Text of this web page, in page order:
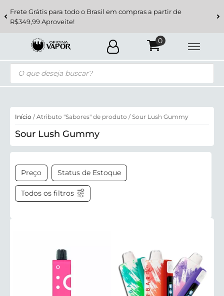
Frete Grátis para todo o Brasil em compras a partir de
R$349,99 Aproveite!
Pesquisar
produtos
Início / Atributo "Sabores" de produto / Sour Lush Gummy
Sour Lush Gummy
Preço Status de Estoque
Todos os filtros